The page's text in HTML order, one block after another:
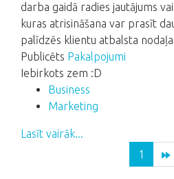
darba gaidā radies jautājums
kuras atrisināšana var prasīt
palīdzēs klientu atbalsta
Publicēts Pakalpojumi
Iebirkots zem :D
Business
Marketing
Lasīt vairāk...
1